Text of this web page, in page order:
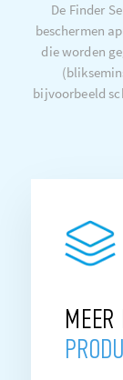
De Finder
beschermen
die worden
bijvoorbeeld
MEER